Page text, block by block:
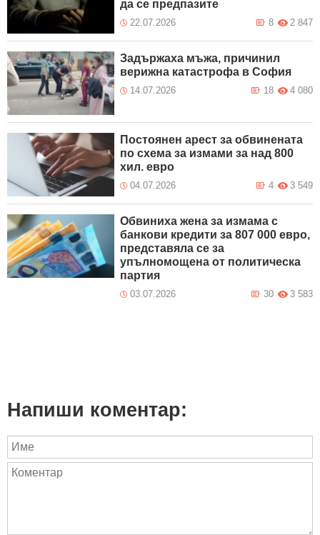
да се предпазите
22.07.2026 2 847
8
Задържаха мъжа, причинил
верижна катастрофа в София
14.07.2026 4 080
18
Постоянен арест за обвинената
по схема за измами за над 800
хил. евро
04.07.2026 3 549
4
Обвиниха жена за измама с
банкови кредити за 807 000 евро,
представяла се за
упълномощена от политическа
партия
03.07.2026 3 583
30
Напиши коментар: